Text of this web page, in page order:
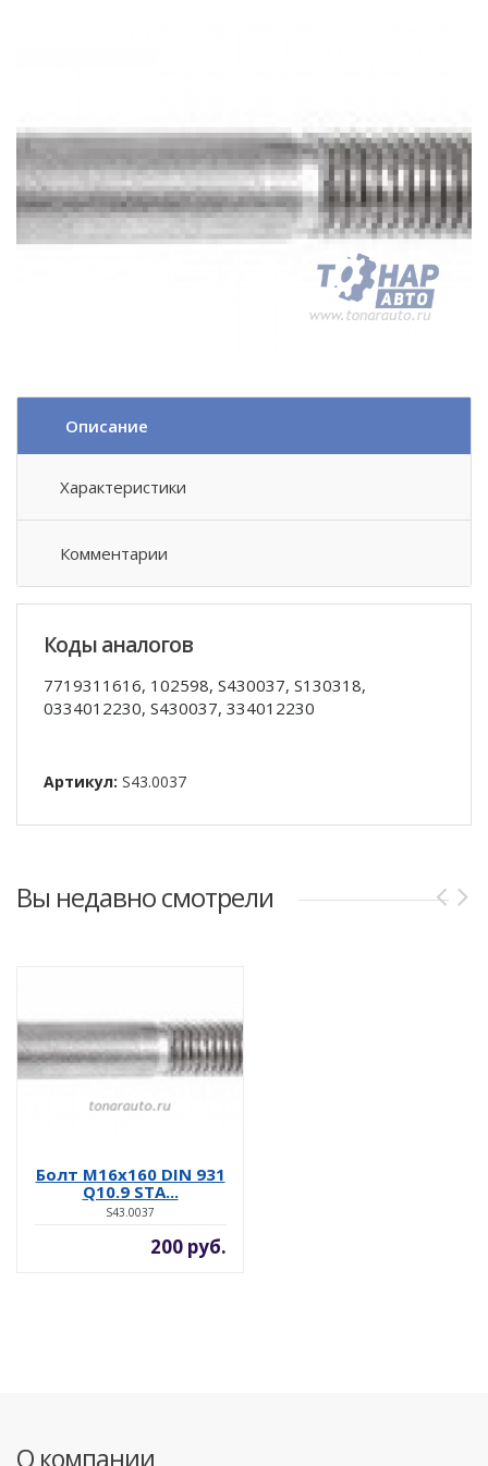
Описание
Характеристики
Комментарии
Коды аналогов
7719311616, 102598, S430037, S130318,
0334012230, S430037, 334012230
Артикул: S43.0037
Вы недавно смотрели
Болт M16x160 DIN 931
Q10.9 STA...
S43.0037
200 руб.
О компании